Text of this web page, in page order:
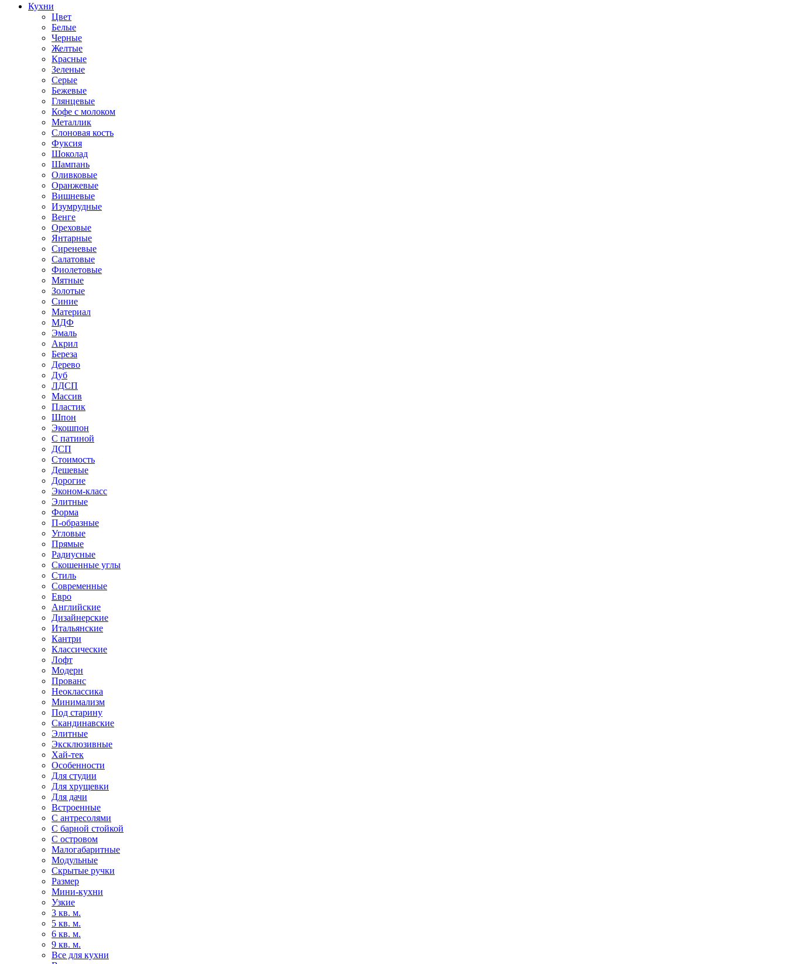
Кухни
Цвет
Белые
Черные
Желтые
Красные
Зеленые
Серые
Бежевые
Глянцевые
Кофе с молоком
Металлик
Слоновая кость
Фуксия
Шоколад
Шампань
Оливковые
Оранжевые
Вишневые
Изумрудные
Венге
Ореховые
Янтарные
Сиреневые
Салатовые
Фиолетовые
Мятные
Золотые
Синие
Материал
МДФ
Эмаль
Акрил
Береза
Дерево
Дуб
ЛДСП
Массив
Пластик
Шпон
Экошпон
С патиной
ДСП
Стоимость
Дешевые
Дорогие
Эконом-класс
Элитные
Форма
П-образные
Угловые
Прямые
Радиусные
Скошенные углы
Стиль
Современные
Евро
Английские
Дизайнерские
Итальянские
Кантри
Классические
Лофт
Модерн
Прованс
Неоклассика
Минимализм
Под старину
Скандинавские
Элитные
Эксклюзивные
Хай-тек
Особенности
Для студии
Для хрущевки
Для дачи
Встроенные
С антресолями
С барной стойкой
С островом
Малогабаритные
Модульные
Скрытые ручки
Размер
Мини-кухни
Узкие
3 кв. м.
5 кв. м.
6 кв. м.
9 кв. м.
Все для кухни